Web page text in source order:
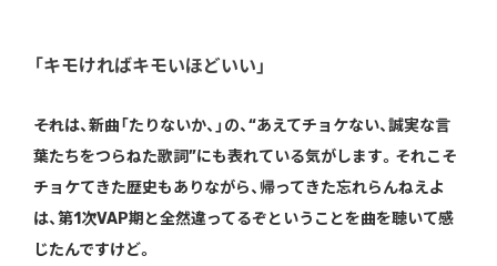
「キモければキモいほどいい」
――それは、新曲「たりないか、」の、“あえてチョケない、誠実な言
葉たちをつらねた歌詞”にも表れている気がします。それこそ
チョケてきた歴史もありながら、帰ってきた忘れらんねえよ
は、第1次VAP期と全然違ってるぞということを曲を聴いて感
じたんですけど。